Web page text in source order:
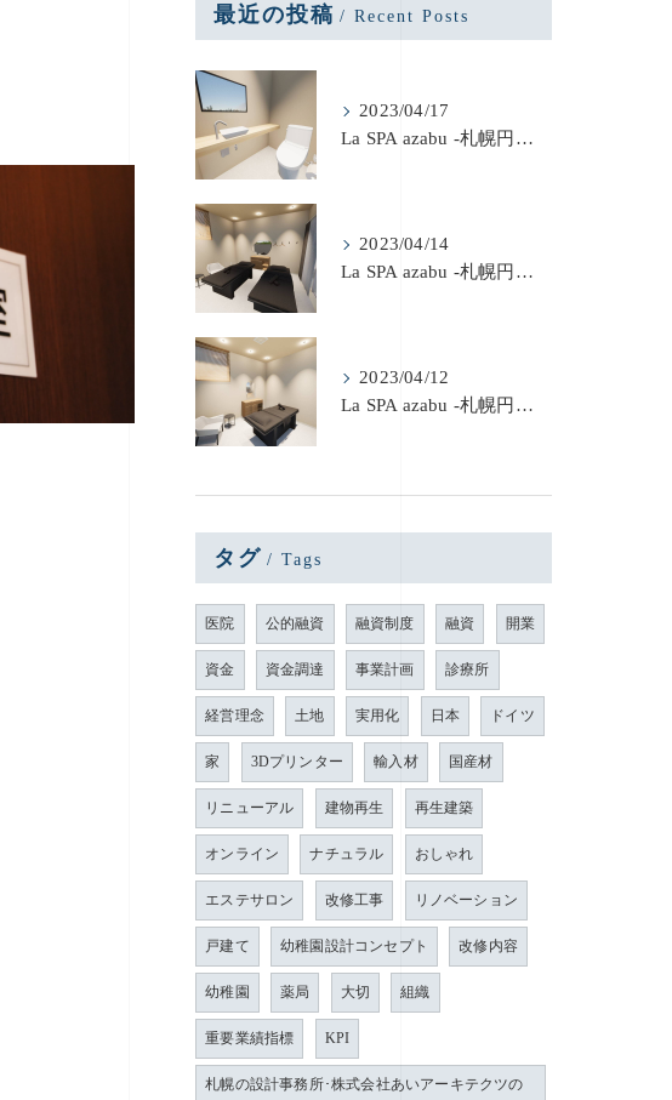
最近の投稿 Recent Posts
2023/04/17
La SPA azabu -札幌円山- 新店舗内装工事④
2023/04/14
La SPA azabu -札幌円山- 新店舗内装工事③
2023/04/12
La SPA azabu -札幌円山- 新店舗内装工事②
タグ Tags
医院 公的融資 融資制度 融資 開業
資金 資金調達 事業計画 診療所
経営理念 土地 実用化 日本 ドイツ
家 3Dプリンター 輸入材 国産材
リニューアル 建物再生 再生建築
オンライン ナチュラル おしゃれ
エステサロン 改修工事 リノベーション
戸建て 幼稚園設計コンセプト 改修内容
幼稚園 薬局 大切 組織
重要業績指標 KPI
札幌の設計事務所･株式会社あいアーキテクツの